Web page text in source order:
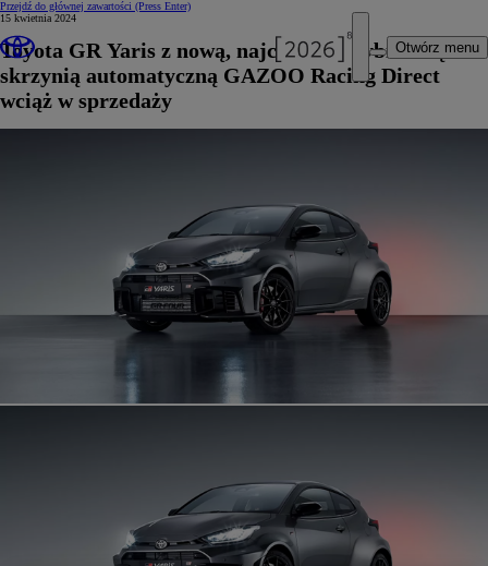
Przejdź do głównej zawartości (Press Enter)
Otwórz menu
15 kwietnia 2024
Toyota GR Yaris z nową, najchętniej wybieraną
skrzynią automatyczną GAZOO Racing Direct
wciąż w sprzedaży